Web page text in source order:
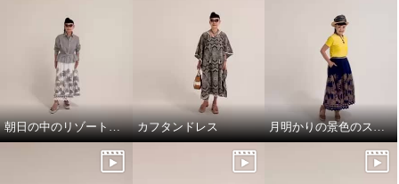
朝日の中のリゾート地の景色のスカートと、ドレスシャツ カフタンドレス 月明かりの景色のスカートで，リラックス!